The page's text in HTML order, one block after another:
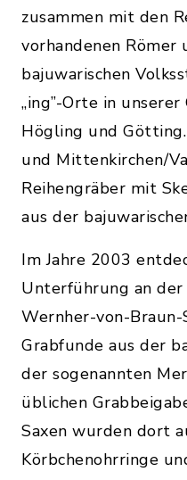
zusammen mit den
vorhandenen Römer
bajuwarischen
„ing”-Orte in unserer
Högling und
und Mittenkirchen/
Reihengräber mit
aus der
Im Jahre 2003
Unterführung an
Wernher-von-
Grabfunde aus der
der sogenannten
üblichen
Saxen wurden dort
Körbchenohrringe